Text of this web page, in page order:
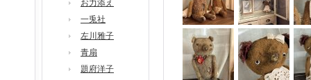
お力添え
一兎社
左川雅子
青扇
題府洋子